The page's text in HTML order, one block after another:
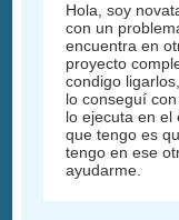
Hola, soy
con un
encuentra en
proyecto
condigo
lo conseguí
lo ejecuta en el
que tengo es
tengo en ese
ayudarme.